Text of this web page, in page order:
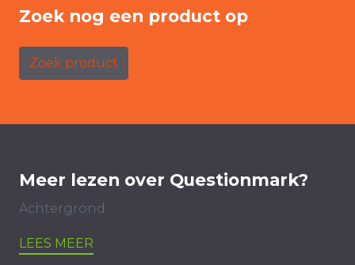
Zoek nog een product op
Zoek product
Meer lezen over Questionmark?
Achtergrond
LEES MEER